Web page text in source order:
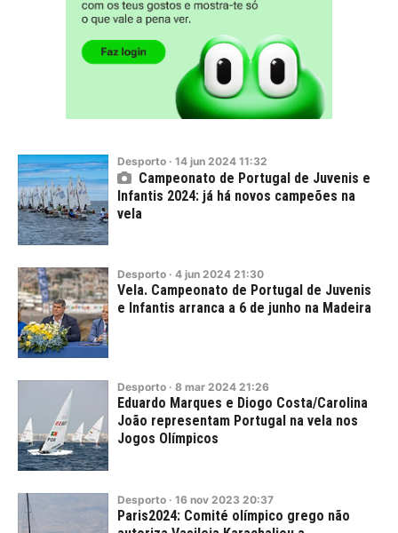
Desporto · 14 jun 2024 11:32
Campeonato de Portugal de Juvenis e
Infantis 2024: já há novos campeões na
vela
Desporto · 4 jun 2024 21:30
Vela. Campeonato de Portugal de Juvenis
e Infantis arranca a 6 de junho na Madeira
Desporto · 8 mar 2024 21:26
Eduardo Marques e Diogo Costa/Carolina
João representam Portugal na vela nos
Jogos Olímpicos
Desporto · 16 nov 2023 20:37
Paris2024: Comité olímpico grego não